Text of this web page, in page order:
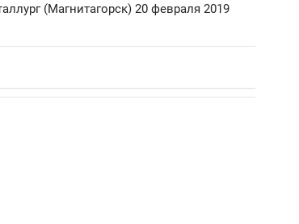
(Магнитагорск) 20 февраля 2019